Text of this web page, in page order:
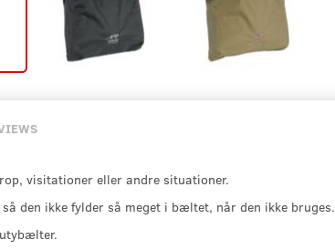
visitationer eller andre situationer.
den ikke fylder så meget i bæltet, når den ikke bruges.